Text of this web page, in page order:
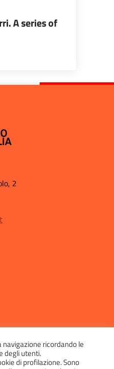
A series of
2
ricordando le
degli utenti.
di profilazione. Sono